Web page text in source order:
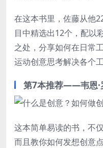
在这本书里，佐藤从他
目中精选出12个，配以
之处，分享如何在日常
运动创意思考解决各个
第7本推荐——韦恩·
这本简单易读的书，不
而且教你如何发想创意